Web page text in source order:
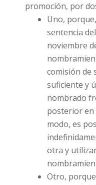
promoción, por
Uno,
sentencia
noviembre
comisión de
suficiente y
nombrado
posterior en
modo, es
otra y
Otro,